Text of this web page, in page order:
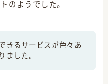
原神プレイ日記
のようでした。
きるサービスが色々あ
ました。